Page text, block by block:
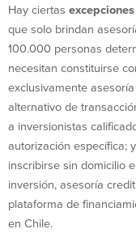
Hay ciertas excepciones
que solo brindan
100.000 personas
necesitan constituirse
exclusivamente
alternativo de
a inversionistas
autorización específica;
inscribirse sin domicilio
inversión, asesoría
plataforma de
en Chile.